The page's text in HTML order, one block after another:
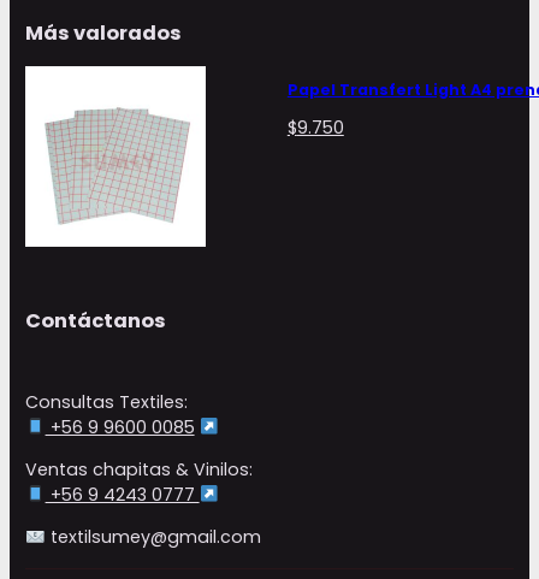
Más valorados
Papel Transfert Light A4
$9.750
Contáctanos
Consultas Textiles:
+56 9 9600 0085
Ventas chapitas & Vinilos:
+56 9 4243 0777
textilsumey@gmail.com